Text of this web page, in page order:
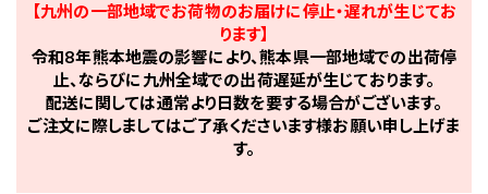
【九州の一部地域でお荷物のお届けに停止・遅れが生じてお
ります】
令和8年熊本地震の影響により、熊本県一部地域での出荷停
止、ならびに九州全域での出荷遅延が生じております。
配送に関しては通常より日数を要する場合がございます。
ご注文に際しましてはご了承くださいます様お願い申し上げま
す。